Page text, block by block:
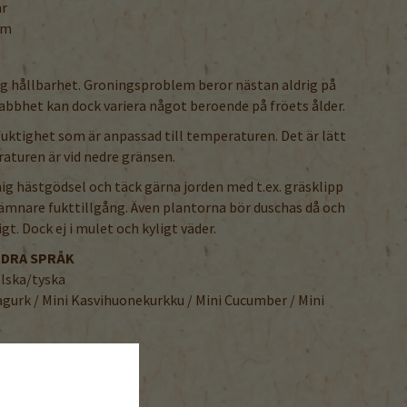
hållbarhet. Groningsproblem beror nästan aldrig på
kan dock variera något beroende på fröets ålder.
som är anpassad till temperaturen. Det är lätt
är vid nedre gränsen.
hästgödsel och täck gärna jorden med t.ex. gräsklipp
fukttillgång. Även plantorna bör duschas då och
Dock ej i mulet och kyligt väder.
SPRÅK
tyska
/ Mini Kasvihuonekurkku / Mini Cucumber / Mini